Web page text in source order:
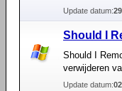
Update datum:
Should I
Should I
verwijderen
Update datum: